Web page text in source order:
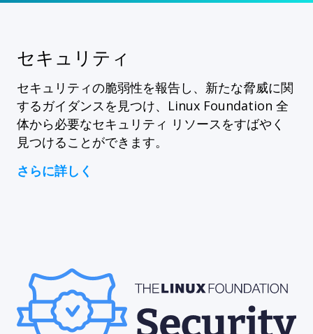
セキュリティ
セキュリティの脆弱性を報告し、新たな脅威に関
するガイダンスを見つけ、Linux Foundation 全
体から必要なセキュリティ リソースをすばやく
見つけることができます。
さらに詳しく